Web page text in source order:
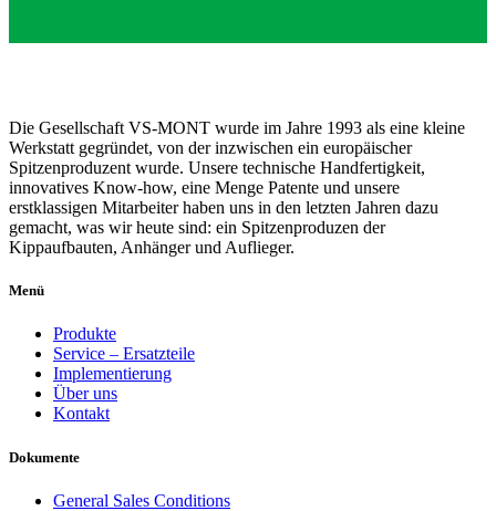
Die Gesellschaft VS-MONT wurde im Jahre 1993 als eine kleine
Werkstatt gegründet, von der inzwischen ein europäischer
Spitzenproduzent wurde. Unsere technische Handfertigkeit,
innovatives Know-how, eine Menge Patente und unsere
erstklassigen Mitarbeiter haben uns in den letzten Jahren dazu
gemacht, was wir heute sind: ein Spitzenproduzen der
Kippaufbauten, Anhänger und Auflieger.
Menü
Produkte
Service – Ersatzteile
Implementierung
Über uns
Kontakt
Dokumente
General Sales Conditions